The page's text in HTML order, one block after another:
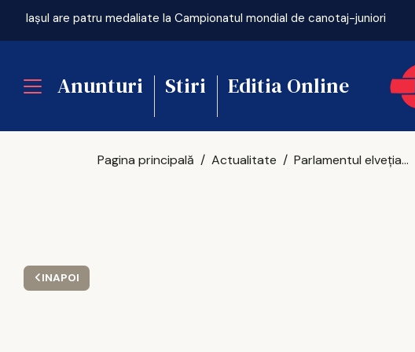
Iaşul are patru medaliate la Campionatul mondial de canotaj-juniori
Anunturi Stiri Editia Online
INAPOI
Pagina principală Actualitate Parlamentul elvețian înăspreşte accesul ucrainenilor la statutul de protecţie